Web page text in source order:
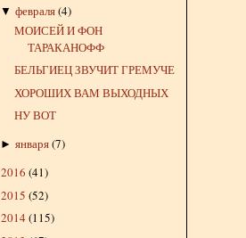
▼ февраля(4)
МОИСЕЙ И ФОН
ТАРАКАНОФФ
БЕЛЬГИЕЦ ЗВУЧИТ ГРЕМУЧЕ
ХОРОШИХ ВАМ ВЫХОДНЫХ
НУ ВОТ
► января(7)
2016 (41)
2015 (52)
2014 (115)